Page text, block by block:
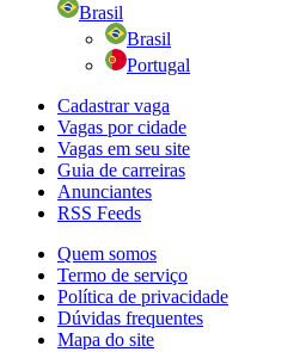
Brasil
Brasil
Portugal
Cadastrar vaga
Vagas por cidade
Vagas em seu site
Guia de carreiras
Anunciantes
RSS Feeds
Quem somos
Termo de serviço
Política de privacidade
Dúvidas frequentes
Mapa do site